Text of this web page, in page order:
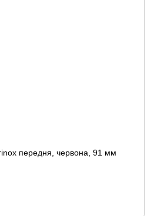
передня, червона, 91 мм